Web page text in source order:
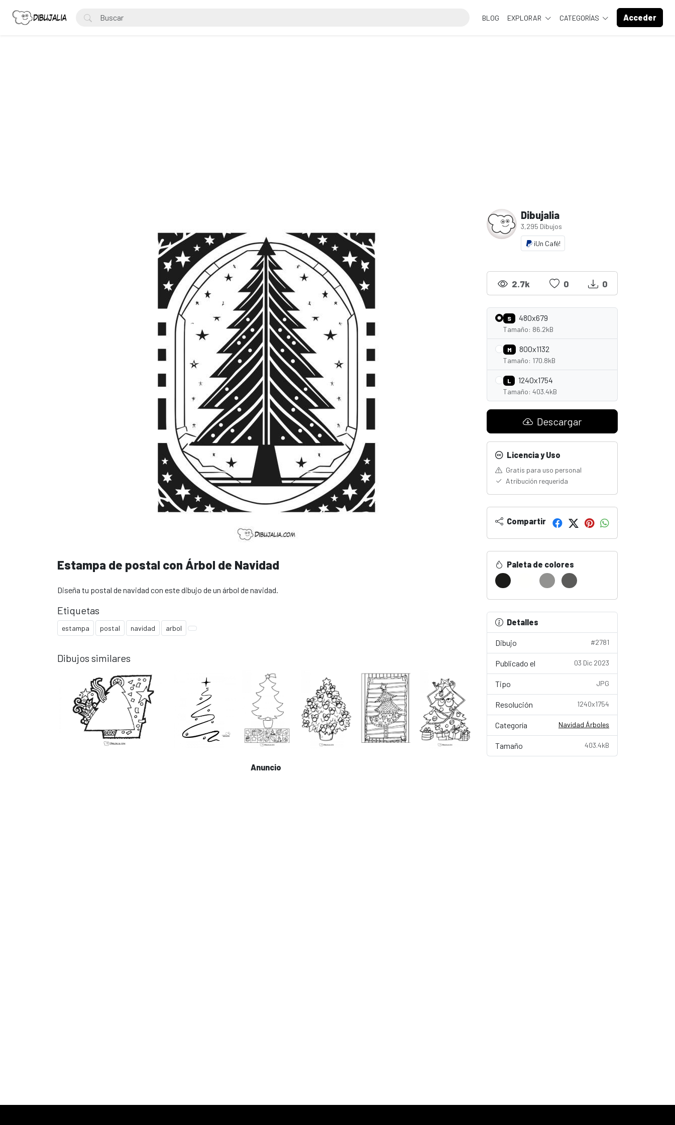
BLOG EXPLORAR CATEGORÍAS Acceder
Estampa de postal con Árbol de Navidad
Diseña tu postal de navidad con este dibujo de un árbol de navidad.
Etiquetas
estampa postal navidad arbol
Dibujos similares
Anuncio
Dibujalia
3,295 Dibujos
¡Un Café!
2.7k 0 0
S 480x679
Tamaño: 86.2kB
M 800x1132
Tamaño: 170.8kB
L 1240x1754
Tamaño: 403.4kB
Descargar
Licencia y Uso
Gratis para uso personal
Atribución requerida
Compartir
Paleta de colores
Detalles
Dibujo #2781
Publicado el 03 Dic 2023
Tipo JPG
Resolución 1240x1754
Categoría Navidad Árboles
Tamaño 403.4kB